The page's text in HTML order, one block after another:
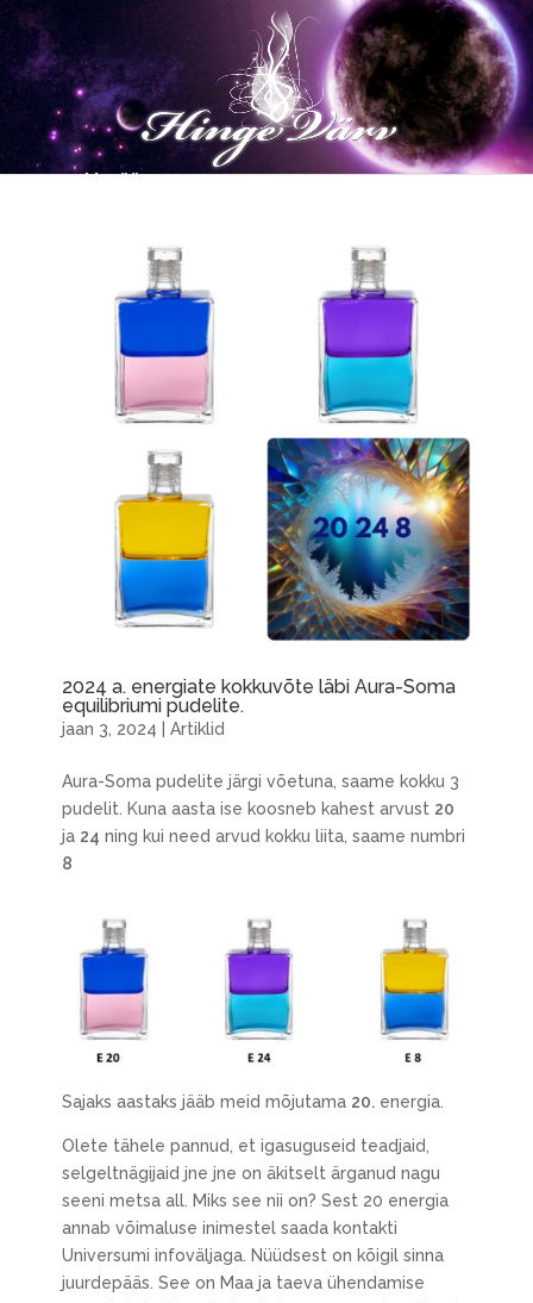
2024 a. energiate kokkuvõte läbi Aura-Soma
equilibriumi pudelite.
jaan 3, 2024 Artiklid
Aura-Soma pudelite järgi võetuna, saame kokku 3
pudelit. Kuna aasta ise koosneb kahest arvust 20
ja 24 ning kui need arvud kokku liita, saame numbri
8
Sajaks aastaks jääb meid mõjutama 20.energia.
Olete tähele pannud, et igasuguseid teadjaid,
selgeltnägijaid jne jne on äkitselt ärganud nagu
seeni metsa all. Miks see nii on? Sest 20 energia
annab võimaluse inimestel saada kontakti
Universumi infoväljaga. Nüüdsest on kõigil sinna
juurdepääs. See on Maa ja taeva ühendamise